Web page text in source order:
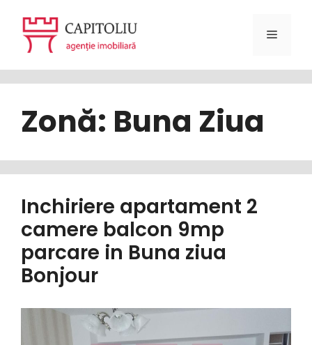
conținut
Meniu
Zonă: Buna Ziua
Inchiriere apartament 2
camere balcon 9mp
parcare in Buna ziua
Bonjour